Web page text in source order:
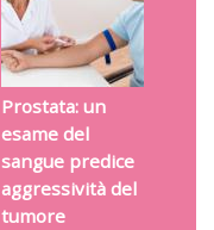
Prostata: un
esame del
sangue predice
aggressività del
tumore